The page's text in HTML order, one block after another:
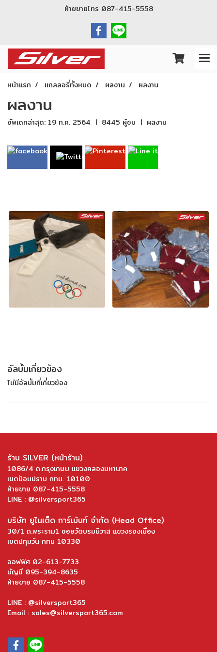
ฝ่ายขายโทร 087-415-5558
หน้าแรก แกลลอรี่ทั้งหมด ผลงาน ผลงาน
ผลงาน
อัพเดทล่าสุด: 19 ก.ค. 2564 | 8445 ผู้ชม | ผลงาน
อัลบั้มเกี่ยวข้อง
ไม่มีอัลบั้มที่เกี่ยวข้อง
ร้าน SILVER (หน้าร้าน)
1086/4 ถ.กรุงเกษม แขวงคลองมหานาค
เขตป้อมปราบ กทม. 10100
ฝ่ายขาย 087-415-5558
LINE : @silversport365
บริษัท ยูไนเต็ด การ์เม้นท์ จำกัด (Head Office)
30/1 ถ.พระราม1 ซอยวัดบรมนิวาส แขวงรองเมือง
เขตปทุมวัน กทม 10330
ออฟฟิศ 02-613-7733
บัญชี 095-394-8635
ฝ่ายขาย 087-415-5558
LINE : @silversport365
Email : sales@silversport365.com